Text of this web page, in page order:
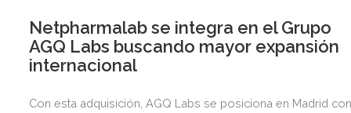
Netpharmalab se integra en el Grupo
AGQ Labs buscando mayor expansión
internacional
Con esta adquisición, AGQ Labs se posiciona en Madrid